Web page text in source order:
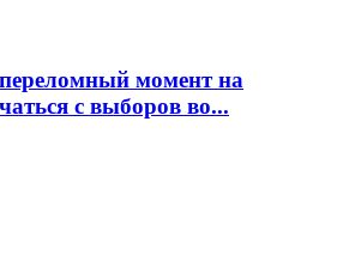
момент на
с выборов во...